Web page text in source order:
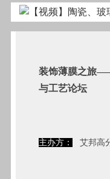
装饰薄膜之旅
与工艺论坛
主办方： 艾邦高